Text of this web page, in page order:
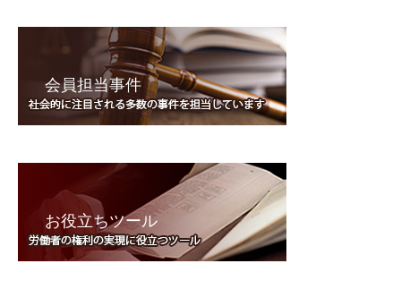
会員担当事件
お役立ちツール